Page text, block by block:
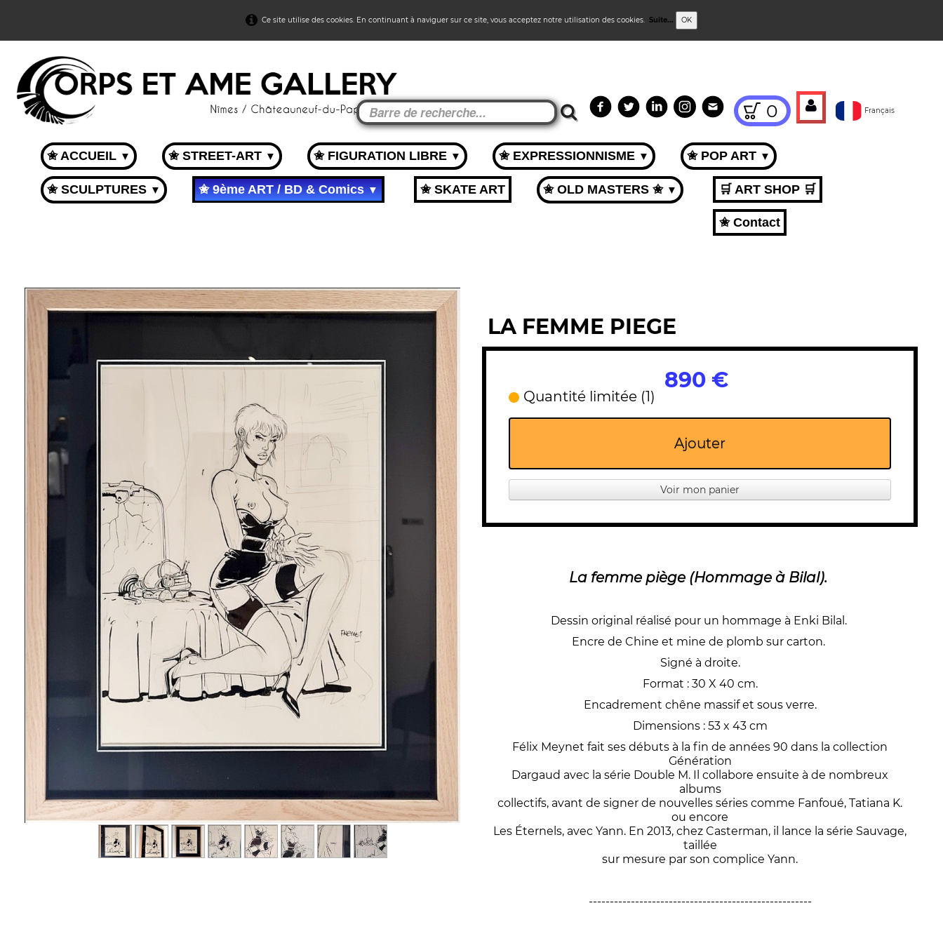
Ce site utilise des cookies. En continuant à naviguer sur ce site, vous acceptez notre utilisation des cookies. Suite... OK
0 Français
✬ ACCUEIL ▼ ✬ STREET-ART ▼ ✬ FIGURATION LIBRE ▼ ✬ EXPRESSIONNISME ▼ ✬ POP ART ▼
✬ SCULPTURES ▼ ✬ 9ème ART / BD & Comics▼ ✬ SKATE ART ✬ OLD MASTERS ✬ ▼ 🛒 ART SHOP 🛒
✬ Contact
LA FEMME PIEGE
890 €
Quantité limitée (1)
Ajouter
Voir mon panier
La femme piège (Hommage à Bilal).
Dessin original réalisé pour un hommage à Enki Bilal.
Encre de Chine et mine de plomb sur carton.
Signé à droite.
Format : 30 X 40 cm.
Encadrement chêne massif et sous verre.
Dimensions : 53 x 43 cm
Félix Meynet fait ses débuts à la fin de années 90 dans la collection
Génération
Dargaud avec la série Double M. Il collabore ensuite à de nombreux
albums
collectifs, avant de signer de nouvelles séries comme Fanfoué, Tatiana K.
ou encore
Les Éternels, avec Yann. En 2013, chez Casterman, il lance la série Sauvage,
taillée
sur mesure par son complice Yann.
-----------------------------------------------------